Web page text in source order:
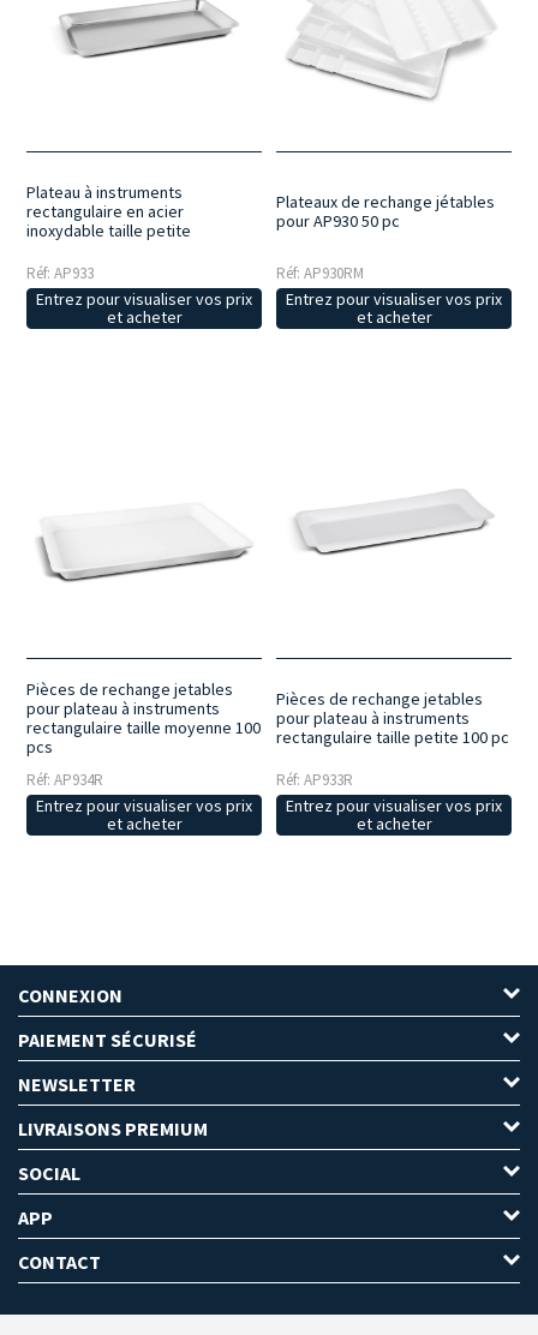
Plateau à instruments
rectangulaire en acier
inoxydable taille petite
Réf: AP933
Entrez pour visualiser vos prix
et acheter
Plateaux de rechange jétables
pour AP930 50 pc
Réf: AP930RM
Entrez pour visualiser vos prix
et acheter
Pièces de rechange jetables
pour plateau à instruments
rectangulaire taille moyenne 100
pcs
Réf: AP934R
Entrez pour visualiser vos prix
et acheter
Pièces de rechange jetables
pour plateau à instruments
rectangulaire taille petite 100 pc
Réf: AP933R
Entrez pour visualiser vos prix
et acheter
CONNEXION
PAIEMENT SÉCURISÉ
NEWSLETTER
LIVRAISONS PREMIUM
SOCIAL
APP
CONTACT